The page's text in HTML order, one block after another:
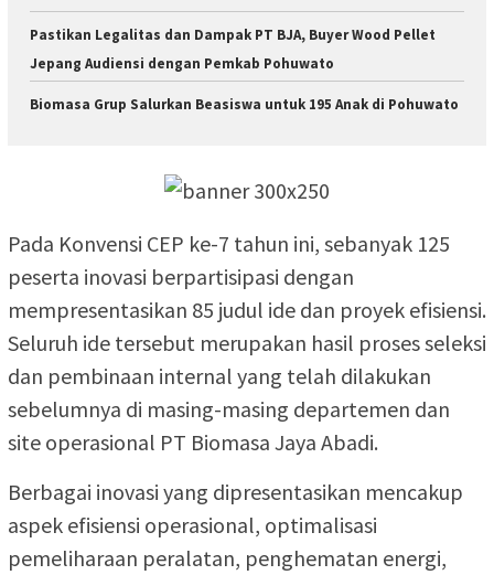
Pastikan Legalitas dan Dampak PT BJA, Buyer Wood Pellet
Jepang Audiensi dengan Pemkab Pohuwato
Biomasa Grup Salurkan Beasiswa untuk 195 Anak di Pohuwato
Pada Konvensi CEP ke-7 tahun ini, sebanyak 125
peserta inovasi berpartisipasi dengan
mempresentasikan 85 judul ide dan proyek efisiensi.
Seluruh ide tersebut merupakan hasil proses seleksi
dan pembinaan internal yang telah dilakukan
sebelumnya di masing-masing departemen dan
site operasional PT Biomasa Jaya Abadi.
Berbagai inovasi yang dipresentasikan mencakup
aspek efisiensi operasional, optimalisasi
pemeliharaan peralatan, penghematan energi,